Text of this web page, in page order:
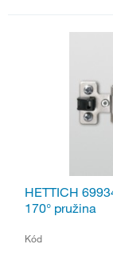
HETTICH
170° pružina
Kód